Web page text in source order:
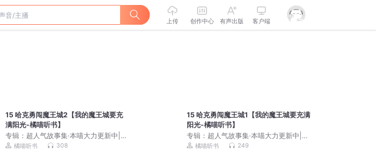
上传 创作中心 有声出版 客户端
15 哈克勇闯魔王城2【我的魔王城要充
满阳光-橘喵听书】
专辑： 超人气故事集·本喵大力更新中|奇
幻橘喵故事
橘喵听书 308
15 哈克勇闯魔王城1【我的魔王城要充满
阳光-橘喵听书】
专辑： 超人气故事集·本喵大力更新中|奇
幻橘喵故事
橘喵听书 249